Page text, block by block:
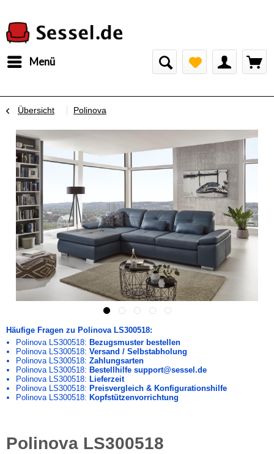
Menü
Übersicht Polinova
Häufige Fragen zu Polinova LS300518:
Polinova LS300518: Bezugsmuster bestellen
Polinova LS300518: Versand / Selbstabholung
Polinova LS300518: Zahlungsarten
Polinova LS300518: Bestellhilfe support@sessel.de
Polinova LS300518: Lieferzeit
Polinova LS300518: Preisvergleich & Konfigurationshilfe
Polinova LS300518: Kopfstützenvorrichtung
Polinova LS300518